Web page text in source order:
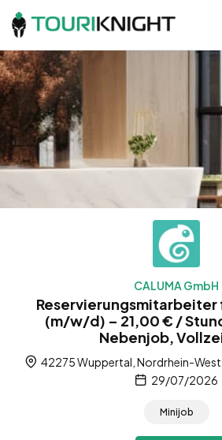
CALUMA GmbH
Reservierungsmitarbeiter
(m/w/d) – 21,00 € /
Nebenjob,
42275 Wuppertal, Nordrhein-
29/07/2026
Minijob